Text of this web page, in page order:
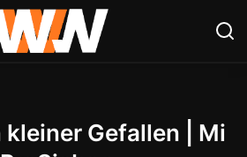
kleiner Gefallen | Mi